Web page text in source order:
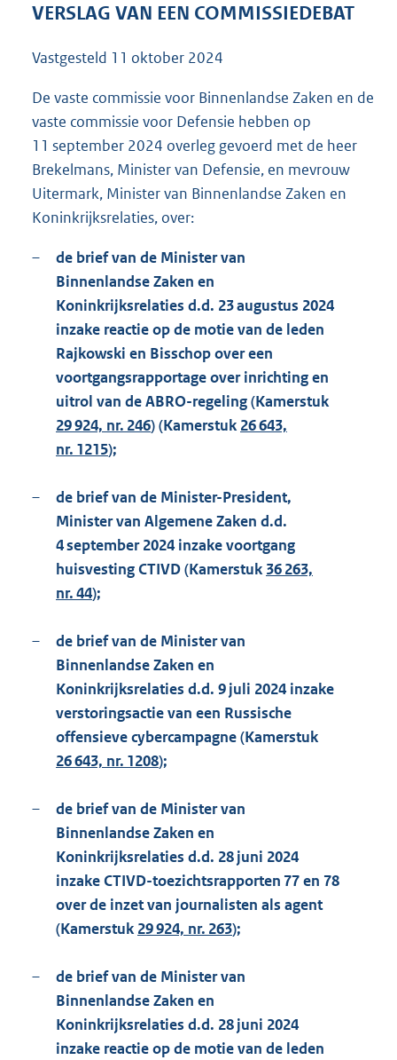
e
2
K
VERSLAG VAN EEN COMMISSIEDEBAT
Vastgesteld 11 oktober 2024
De vaste commissie voor Binnenlandse Zaken en de
vaste commissie voor Defensie hebben op
11 september 2024 overleg gevoerd met de heer
Brekelmans, Minister van Defensie, en mevrouw
Uitermark, Minister van Binnenlandse Zaken en
Koninkrijksrelaties, over:
–
de brief van de Minister van
Binnenlandse Zaken en
Koninkrijksrelaties d.d. 23 augustus 2024
inzake reactie op de motie van de leden
Rajkowski en Bisschop over een
voortgangsrapportage over inrichting en
uitrol van de ABRO-regeling (Kamerstuk
29 924, nr. 246) (Kamerstuk 26 643,
nr. 1215);
–
de brief van de Minister-President,
Minister van Algemene Zaken d.d.
4 september 2024 inzake voortgang
huisvesting CTIVD (Kamerstuk 36 263,
nr. 44);
–
de brief van de Minister van
Binnenlandse Zaken en
Koninkrijksrelaties d.d. 9 juli 2024 inzake
verstoringsactie van een Russische
offensieve cybercampagne (Kamerstuk
26 643, nr. 1208);
–
de brief van de Minister van
Binnenlandse Zaken en
Koninkrijksrelaties d.d. 28 juni 2024
inzake CTIVD-toezichtsrapporten 77 en 78
over de inzet van journalisten als agent
(Kamerstuk 29 924, nr. 263);
–
de brief van de Minister van
Binnenlandse Zaken en
Koninkrijksrelaties d.d. 28 juni 2024
inzake reactie op de motie van de leden